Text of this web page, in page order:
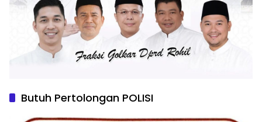
Butuh Pertolongan POLISI